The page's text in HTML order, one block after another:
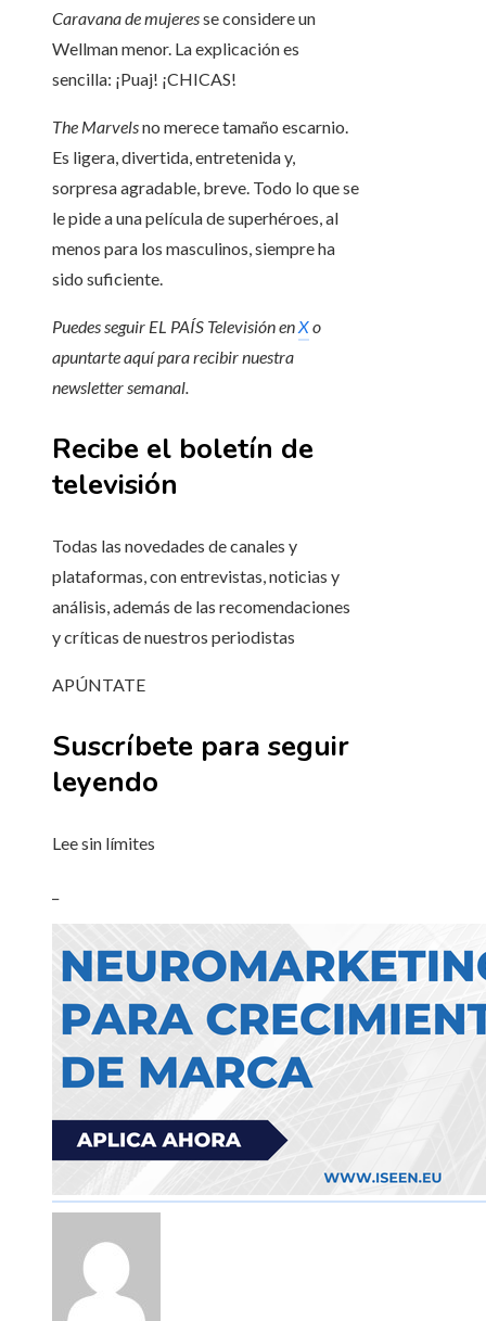
Caravana de mujeresse considere un
Wellman menor. La explicación es
sencilla: ¡Puaj! ¡CHICAS!
The Marvelsno merece tamaño escarnio.
Es ligera, divertida, entretenida y,
sorpresa agradable, breve. Todo lo que se
le pide a una película de superhéroes, al
menos para los masculinos, siempre ha
sido suficiente.
Puedes seguir EL PAÍS Televisión enXo
apuntarte aquí para recibirnuestra
newsletter semanal.
Recibe el boletín de
televisión
Todas las novedades de canales y
plataformas, con entrevistas, noticias y
análisis, además de las recomendaciones
y críticas de nuestros periodistas
APÚNTATE
Suscríbete para seguir
leyendo
Lee sin límites